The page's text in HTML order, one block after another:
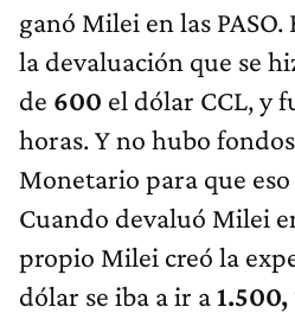
ganó Milei en las
la devaluación que se
de 600 el dólar CCL, y
horas. Y no hubo
Monetario para que
Cuando devaluó Milei
propio Milei creó la
dólar se iba a ir a